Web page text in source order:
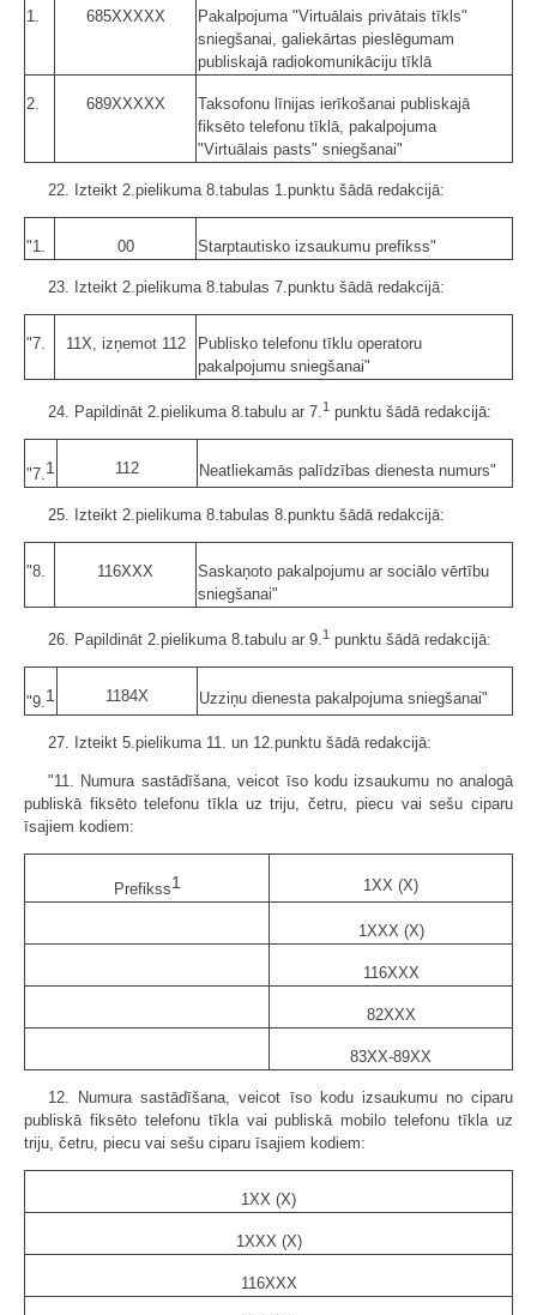
1. 685XXXXX
Pakalpojuma "Virtuālais privātais tīkls"
sniegšanai, galiekārtas pieslēgumam
publiskajā radiokomunikāciju tīklā
2. 689XXXXX
Taksofonu līnijas ierīkošanai publiskajā
fiksēto telefonu tīklā, pakalpojuma
"Virtuālais pasts" sniegšanai"
22. Izteikt 2.pielikuma 8.tabulas 1.punktu šādā redakcijā:
"1. 00 Starptautisko izsaukumu prefikss"
23. Izteikt 2.pielikuma 8.tabulas 7.punktu šādā redakcijā:
"7. 11X, izņemot 112
Publisko telefonu tīklu operatoru
pakalpojumu sniegšanai"
24. Papildināt 2.pielikuma 8.tabulu ar 7.1 punktu šādā redakcijā:
"7.1 112 Neatliekamās palīdzības dienesta numurs"
25. Izteikt 2.pielikuma 8.tabulas 8.punktu šādā redakcijā:
"8. 116XXX
Saskaņoto pakalpojumu ar sociālo vērtību
sniegšanai"
26. Papildināt 2.pielikuma 8.tabulu ar 9.1 punktu šādā redakcijā:
"9.1 1184X Uzziņu dienesta pakalpojuma sniegšanai"
27. Izteikt 5.pielikuma 11. un 12.punktu šādā redakcijā:
"11. Numura sastādīšana, veicot īso kodu izsaukumu no analogā
publiskā fiksēto telefonu tīkla uz triju, četru, piecu vai sešu ciparu
īsajiem kodiem:
Prefikss1 1XX (X)
1XXX (X)
116XXX
82XXX
83XX-89XX
12. Numura sastādīšana, veicot īso kodu izsaukumu no ciparu
publiskā fiksēto telefonu tīkla vai publiskā mobilo telefonu tīkla uz
triju, četru, piecu vai sešu ciparu īsajiem kodiem:
1XX (X)
1XXX (X)
116XXX